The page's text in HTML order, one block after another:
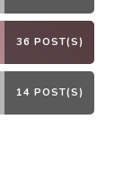
36 POST(S)
14 POST(S)